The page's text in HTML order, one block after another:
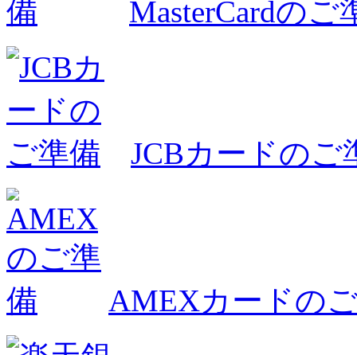
MasterCardのご
JCBカードのご
AMEXカードの